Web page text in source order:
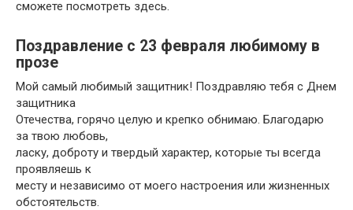
сможете посмотреть здесь.
Поздравление с 23 февраля любимому в
прозе
Мой самый любимый защитник! Поздравляю тебя с Днем
защитника
Отечества, горячо целую и крепко обнимаю. Благодарю
за твою любовь,
ласку, доброту и твердый характер, которые ты всегда
проявляешь к
месту и независимо от моего настроения или жизненных
обстоятельств.